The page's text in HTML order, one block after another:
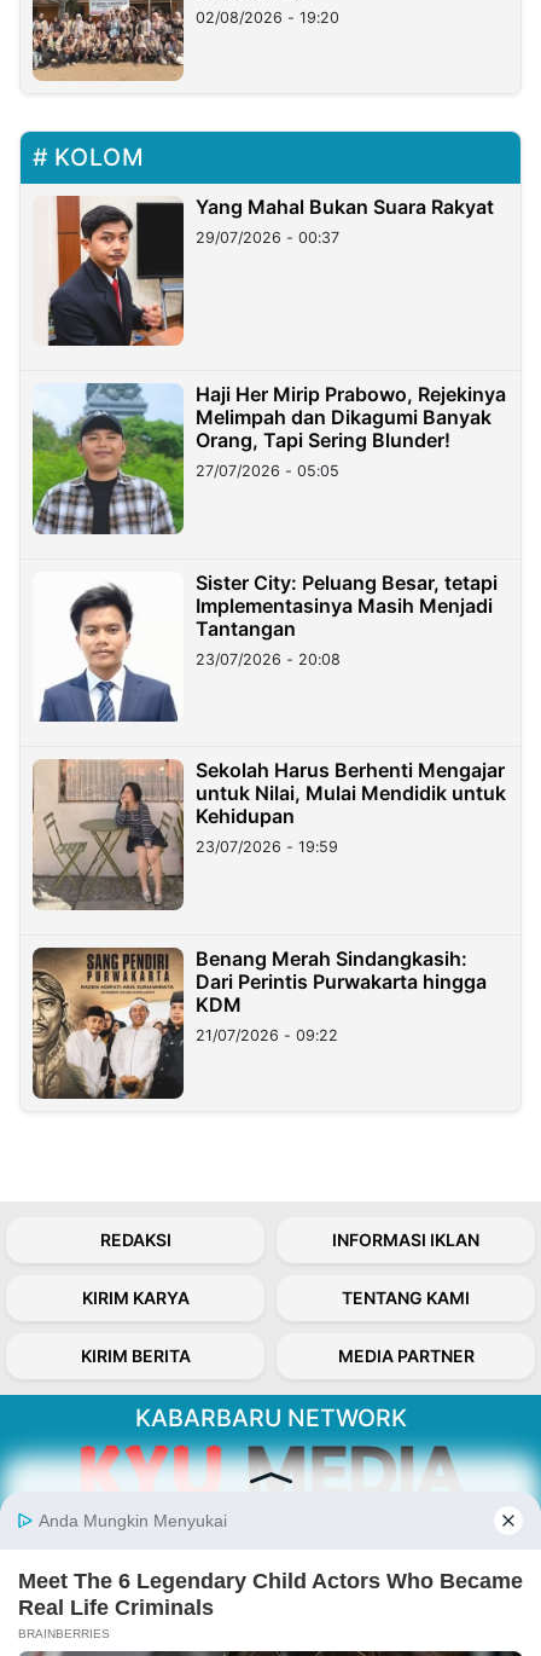
02/08/2026 - 19:20
KOLOM
Yang Mahal Bukan Suara Rakyat
29/07/2026 - 00:37
Haji Her Mirip Prabowo, Rejekinya
Melimpah dan Dikagumi Banyak
Orang, Tapi Sering Blunder!
27/07/2026 - 05:05
Sister City: Peluang Besar, tetapi
Implementasinya Masih Menjadi
Tantangan
23/07/2026 - 20:08
Sekolah Harus Berhenti Mengajar
untuk Nilai, Mulai Mendidik untuk
Kehidupan
23/07/2026 - 19:59
Benang Merah Sindangkasih:
Dari Perintis Purwakarta hingga
KDM
21/07/2026 - 09:22
REDAKSI INFORMASI IKLAN
KIRIM KARYA TENTANG KAMI
KIRIM BERITA MEDIA PARTNER
KABARBARU NETWORK
Kabarbaru.co menyajikan berita aktual dan